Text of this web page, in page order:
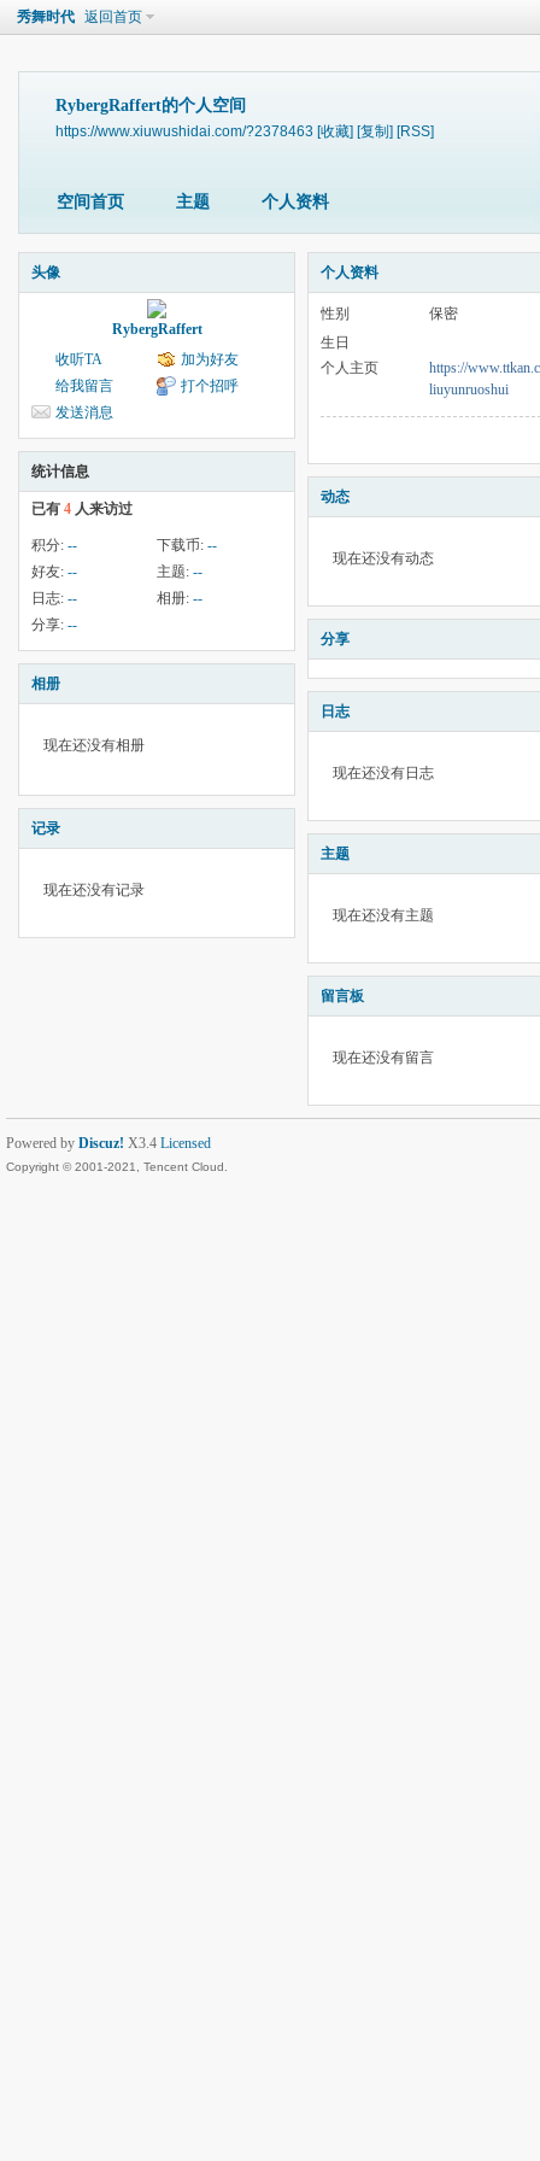
秀舞时代 返回首页
RybergRaffert的个人空间
https://www.xiuwushidai.com/?2378463 [收藏] [复制] [RSS]
空间首页 主题 个人资料
头像
RybergRaffert
收听TA
加为好友
给我留言
打个招呼
发送消息
统计信息
已有 4 人来访过
积分: -- 下载币: --
好友: -- 主题: --
日志: -- 相册: --
分享: --
相册
现在还没有相册
记录
现在还没有记录
个人资料
性别
保密
生日
个人主页
https://
liuyunruoshui
动态
现在还没有动态
分享
日志
现在还没有日志
主题
现在还没有主题
留言板
现在还没有留言
Powered by Discuz! X3.4 Licensed
Copyright © 2001-2021, Tencent Cloud.